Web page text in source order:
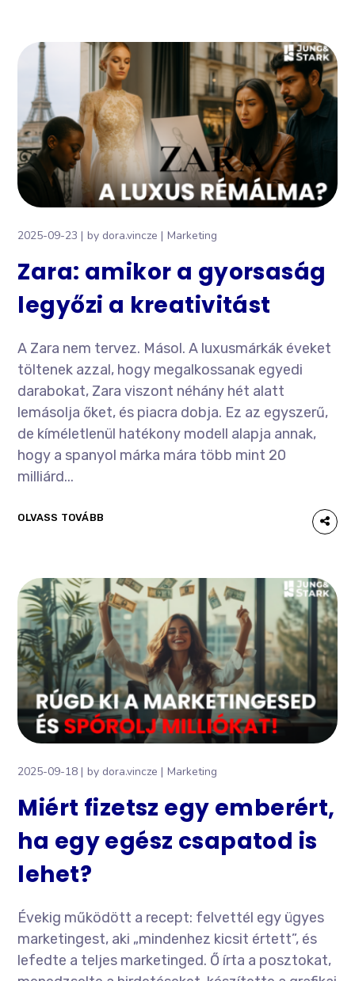
2025-09-23 by dora.vincze Marketing
Zara: amikor a gyorsaság
legyőzi a kreativitást
A Zara nem tervez. Másol. A luxusmárkák éveket
töltenek azzal, hogy megalkossanak egyedi
darabokat, Zara viszont néhány hét alatt
lemásolja őket, és piacra dobja. Ez az egyszerű,
de kíméletlenül hatékony modell alapja annak,
hogy a spanyol márka mára több mint 20
milliárd...
OLVASS TOVÁBB
2025-09-18 by dora.vincze Marketing
Miért fizetsz egy emberért,
ha egy egész csapatod is
lehet?
Évekig működött a recept: felvettél egy ügyes
marketingest, aki „mindenhez kicsit értett”, és
lefedte a teljes marketinged. Ő írta a posztokat,